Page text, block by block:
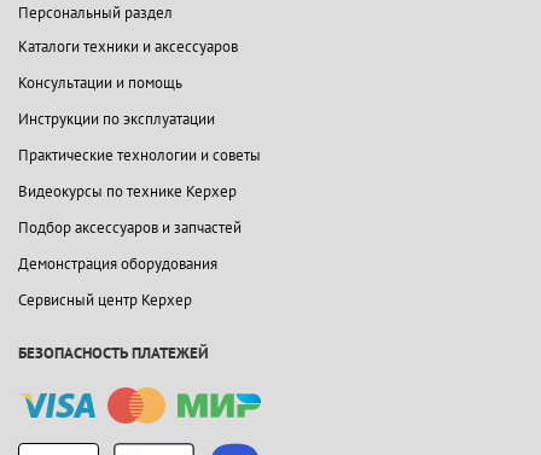
Персональный раздел
Каталоги техники и аксессуаров
Консультации и помощь
Инструкции по эксплуатации
Практические технологии и советы
Видеокурсы по технике Керхер
Подбор аксессуаров и запчастей
Демонстрация оборудования
Сервисный центр Керхер
БЕЗОПАСНОСТЬ ПЛАТЕЖЕЙ